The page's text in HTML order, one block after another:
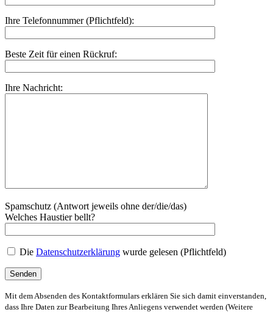
Ihre Telefonnummer (Pflichtfeld):
Beste Zeit für einen Rückruf:
Ihre Nachricht:
Spamschutz (Antwort jeweils ohne der/die/das)
Welches Haustier bellt?
Die Datenschutzerklärung wurde gelesen (Pflichtfeld)
Mit dem Absenden des Kontaktformulars erklären Sie sich damit einverstanden,
dass Ihre Daten zur Bearbeitung Ihres Anliegens verwendet werden (Weitere